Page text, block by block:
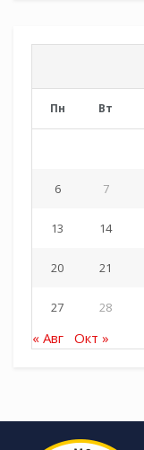
Пн Вт
6 7
13 14
20 21
27 28
« Авг Окт »